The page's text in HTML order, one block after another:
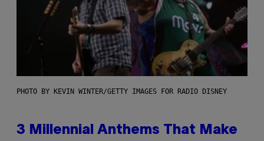
PHOTO BY KEVIN WINTER/GETTY IMAGES FOR RADIO DISNEY
3 Millennial Anthems That Make